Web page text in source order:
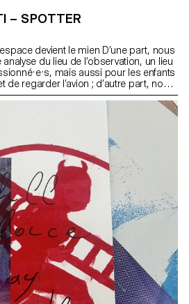
– SPOTTER
devient le mien D’une part, nous
du lieu de l’observation, un lieu
mais aussi pour les enfants
de regarder l’avion ; d’autre part, nous
transformatrice : un aéroport qui
avec l’absence de personnes.
un lieu pour apprécier les répétitions.
écouter avec les yeux et à regarder